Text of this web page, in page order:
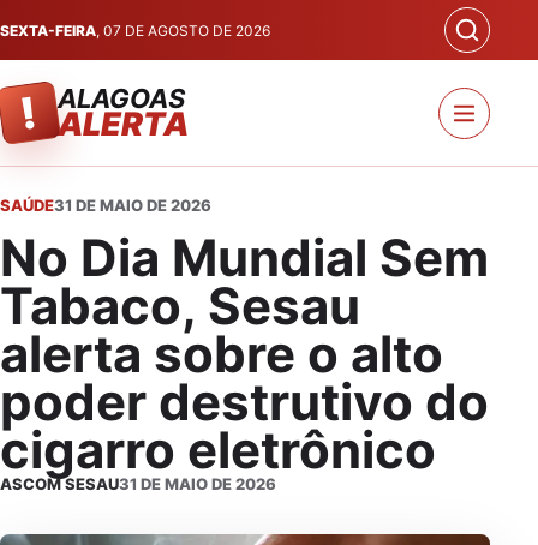
SEXTA-FEIRA, 07 DE AGOSTO DE 2026
! ALAGOAS
ALERTA
SAÚDE31 DE MAIO DE 2026
No Dia Mundial Sem
Tabaco, Sesau
alerta sobre o alto
poder destrutivo do
cigarro eletrônico
ASCOM SESAU31 DE MAIO DE 2026